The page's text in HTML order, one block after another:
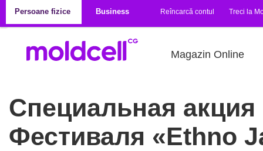
Persoane fizice
Business Reîncarcă contul Treci la
Magazin Online
Специальная
Фестиваля «Ethno